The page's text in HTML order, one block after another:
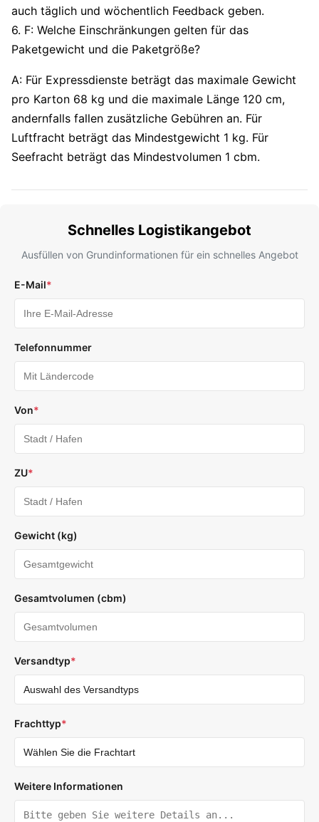
auch täglich und wöchentlich Feedback geben.
6. F: Welche Einschränkungen gelten für das
Paketgewicht und die Paketgröße?
A: Für Expressdienste beträgt das maximale Gewicht
pro Karton 68 kg und die maximale Länge 120 cm,
andernfalls fallen zusätzliche Gebühren an. Für
Luftfracht beträgt das Mindestgewicht 1 kg. Für
Seefracht beträgt das Mindestvolumen 1 cbm.
Schnelles Logistikangebot
Ausfüllen von Grundinformationen für ein schnelles Angebot
E-Mail*
Telefonnummer
Von*
ZU*
Gewicht (kg)
Gesamtvolumen (cbm)
Versandtyp*
Frachttyp*
Weitere Informationen